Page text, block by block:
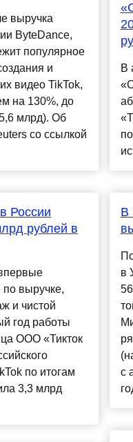
выручка
ByteDance,
популярное
и
видео TikTok,
на 130%, до
млрд). Об
со ссылкой
России
рублей в
выручке,
и чистой
год работы
ООО «Тикток
по итогам
3,3 млрд
В
В
в
с